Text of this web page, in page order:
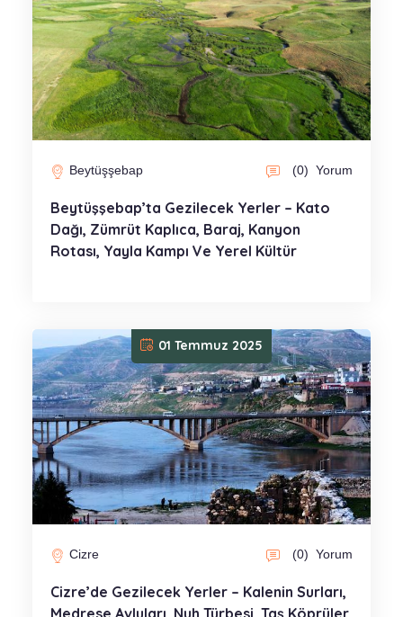
Beytüşşebap (0) Yorum
Beytüşşebap’ta Gezilecek Yerler – Kato
Dağı, Zümrüt Kaplıca, Baraj, Kanyon
Rotası, Yayla Kampı Ve Yerel Kültür
01 Temmuz 2025
Cizre (0) Yorum
Cizre’de Gezilecek Yerler – Kalenin Surları,
Medrese Avluları, Nuh Türbesi, Taş Köprüler